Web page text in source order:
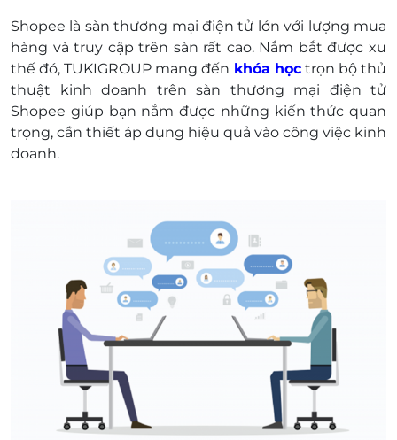
Shopee là sàn thương mại điện tử lớn với lượng mua
hàng và truy cập trên sàn rất cao. Nắm bắt được xu
thế đó, TUKIGROUP mang đến khóa họctrọn bộ thủ
thuật kinh doanh trên sàn thương mại điện tử
Shopee giúp bạn nắm được những kiến thức quan
trọng, cần thiết áp dụng hiệu quả vào công việc kinh
doanh.